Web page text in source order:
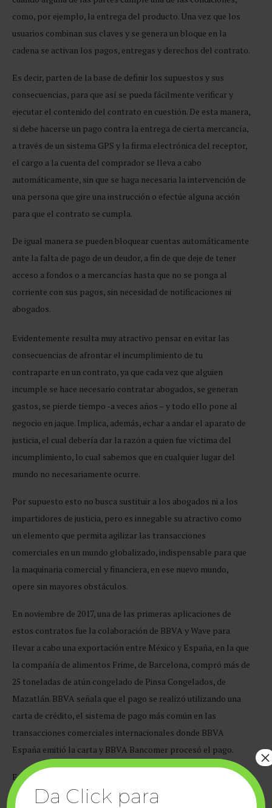
como, por ejemplo, la entrega del producto. Una vez que los
usuarios combinan sus claves y se genera un bloque en la
cadena se activan los pagos, entregas y derechos del contrato.
Es decir, parten de la base de definir los supuestos y sus
consecuencias, para que así se pueda fácilmente verificar y
ejecutar el contenido del contrato en cuestión. De esta manera,
si debe hacerse un pago contra la entrega de cierta mercancía,
a través de un sistema GPS y la firma electrónica del receptor,
el cargo a la cuenta del comprador se lleva a cabo
automáticamente, sin que se haga necesaria la intervención de
una persona que gire una instrucción o efectúe alguna acción
para que el contrato se cumpla.
De igual manera se pueden bloquear cuentas automáticamente
ante la falta de pago de un deudor, a fin de que deje de tener
acceso a fondos o a mercancías hasta que no se ponga al
corriente con sus pagos, sin necesidad de notificaciones ni
abogados.
Evidentemente resulta muy atractivo pensar en evitar las
consecuencias de afrontar el incumplimiento de tu
contraparte en un contrato, ya que cada vez que alguien
incumple se hace necesario contratar abogados, se generan
gastos, se pierde tiempo -a veces años – y todo ello pone al
negocio en jaque. Implica, además, echar a andar el aparato de
justicia, el cual debería dar la razón a quien fue víctima del
incumplimiento, lo cual sabemos que en cualquier lugar del
mundo no necesariamente ocurre.
Por supuesto esto no busca sustituir a los abogados ni a los
impartidores de justicia, pero es innegable su atractivo como
un elemento que permita agilizar las transacciones
comerciales en un mundo globalizado, indispensable para que
la maquinaria comercial y financiera, en ese nuevo mundo,
opere sin mayores obstáculos.
En noviembre de 2017, una de las primeras aplicaciones de
estos contratos fue la colaboración de BBVA y Wave para
llevar a cabo una exportación entre México y España, en la que
la compañía de alimentos Frime, de Barcelona, compró más de
25 toneladas de atún congelado de Pinsa Congelados, de
Mazatlán. BBVA señala que el pago se realizó utilizando una
carta de crédito, el sistema de pago más común en las
transacciones comerciales internacionales donde BBVA
España emitió la carta y BBVA Bancomer procesó el pago.
Este fue el primer piloto de un contrato en
automatizar el envío electrónico de documentos en una
Da Click para
×